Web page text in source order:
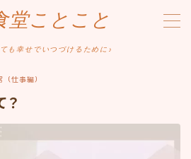
堂ことこと
も幸せでいつづけるために♪
い編）
（仕事編）
？